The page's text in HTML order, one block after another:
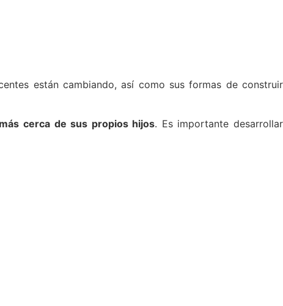
están cambiando, así como sus formas de construir
cerca de sus propios hijos. Es importante desarrollar